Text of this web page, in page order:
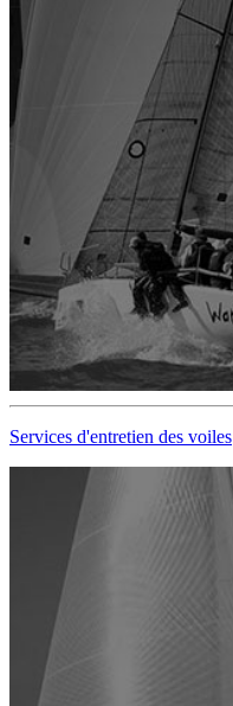
Services d'entretien des voiles